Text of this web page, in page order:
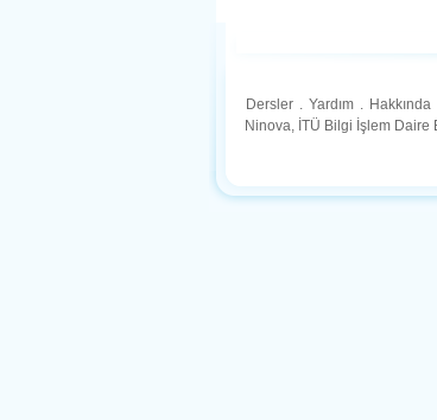
Dersler . Yardım . Hakkında
Ninova, İTÜ Bilgi İşlem Daire